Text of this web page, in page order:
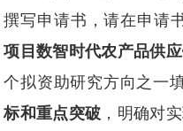
撰写申请书，请在申请
项目数智时代农产品供应
个拟资助研究方向之一
标和重点突破 ，明确对